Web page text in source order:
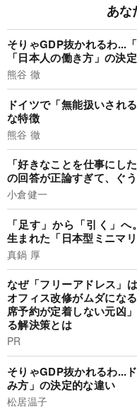
あな
そりゃGDP抜かれるわ...
「日本人の働き方」の決
熊谷 徹
ドイツで「無能扱いされ
な特徴
熊谷 徹
「好きなことを仕事にし
の回答が正論すぎて、ぐ
小倉健一
「足す」から「引く」
生まれた「日本型ミニマ
真鍋 厚
なぜ「フリーアドレス」
オフィス改修がムダにな
席予約が定着しない元凶
る解決策とは
PR
そりゃGDP抜かれるわ...
み方」の決定的な違い
松居温子